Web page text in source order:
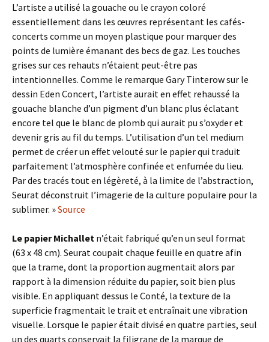
L’artiste a utilisé la gouache ou le crayon coloré
essentiellement dans les œuvres représentant les cafés-
concerts comme un moyen plastique pour marquer des
points de lumière émanant des becs de gaz. Les touches
grises sur ces rehauts n’étaient peut-être pas
intentionnelles. Comme le remarque Gary Tinterow sur le
dessin Eden Concert, l’artiste aurait en effet rehaussé la
gouache blanche d’un pigment d’un blanc plus éclatant
encore tel que le blanc de plomb qui aurait pu s’oxyder et
devenir gris au fil du temps. L’utilisation d’un tel medium
permet de créer un effet velouté sur le papier qui traduit
parfaitement l’atmosphère confinée et enfumée du lieu.
Par des tracés tout en légèreté, à la limite de l’abstraction,
Seurat déconstruit l’imagerie de la culture populaire pour la
sublimer. »Source
Le papier Michallet n’était fabriqué qu’en un seul format
(63 x 48 cm). Seurat coupait chaque feuille en quatre afin
que la trame, dont la proportion augmentait alors par
rapport à la dimension réduite du papier, soit bien plus
visible. En appliquant dessus le Conté, la texture de la
superficie fragmentait le trait et entraînait une vibration
visuelle. Lorsque le papier était divisé en quatre parties, seul
un des quarts conservait la filigrane de la marque de